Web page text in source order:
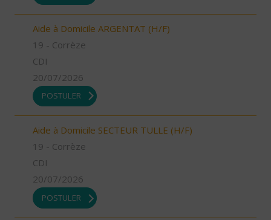
Aide à Domicile ARGENTAT (H/F)
19 - Corrèze
CDI
20/07/2026
POSTULER
Aide à Domicile SECTEUR TULLE (H/F)
19 - Corrèze
CDI
20/07/2026
POSTULER